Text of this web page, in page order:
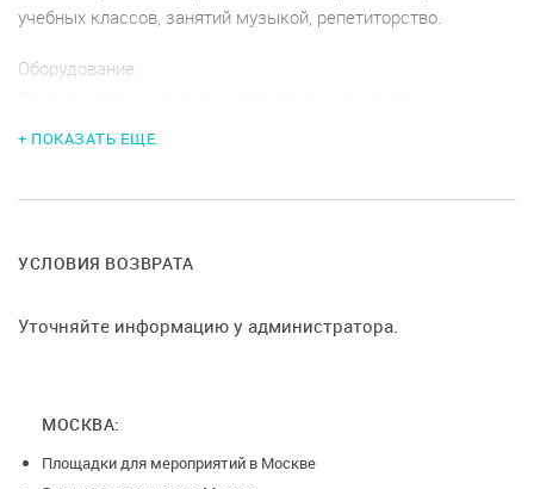
учебных классов, занятий музыкой, репетиторство.
Оборудование:
200 метров от м. Щукинская.
Условия возврата денег:
-5 дня до даты проведения, возврат 50%
-2 дня до даты проведения, возврат 25%
+ ПОКАЗАТЬ ЕЩЕ
УСЛОВИЯ ВОЗВРАТА
Уточняйте информацию у администратора.
МОСКВА:
Площадки для мероприятий в Москве